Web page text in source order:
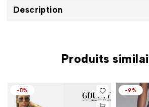
Description
Produits
-11% -9%